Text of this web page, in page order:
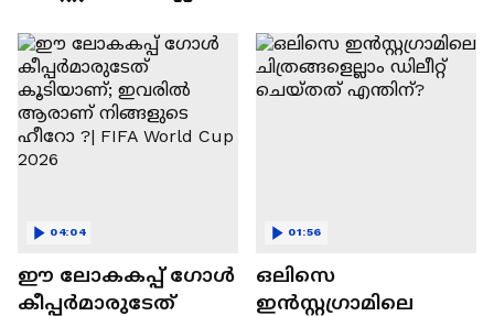
ഈ ലോകകപ്പ് ഗോള്‍
കീപ്പര്‍മാരുടേത്
04:04
ഒലിസെ
ഇൻസ്റ്റഗ്രാമിലെ
01:56